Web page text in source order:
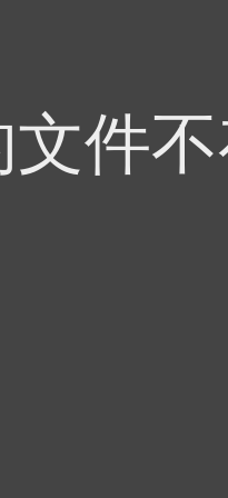
文件